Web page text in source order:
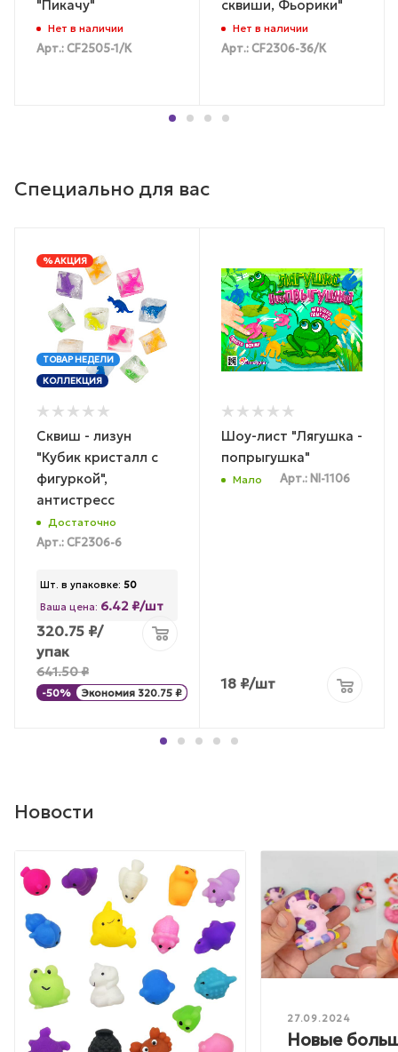
"Пикачу"
Нет в наличии
Арт.: CF2505-1/К
сквиши, Фьорики"
Нет в наличии
Арт.: CF2306-36/К
Специально для вас
% АКЦИЯ
ТОВАР НЕДЕЛИ
КОЛЛЕКЦИЯ
Сквиш - лизун
"Кубик кристалл с
фигуркой",
антистресс
Достаточно
Арт.: CF2306-6
Шт. в упаковке: 50
Ваша цена: 6.42 ₽/шт
320.75 ₽/
упак
641.50₽
-50% Экономия 320.75 ₽
Шоу-лист "Лягушка -
попрыгушка"
Мало Арт.: NI-1106
18 ₽/шт
Новости
27.09.2024
Новые